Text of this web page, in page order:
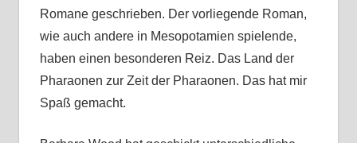
Romane geschrieben. Der vorliegende Roman,
wie auch andere in Mesopotamien spielende,
haben einen besonderen Reiz. Das Land der
Pharaonen zur Zeit der Pharaonen. Das hat mir
Spaß gemacht.